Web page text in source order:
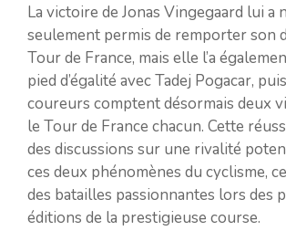
La victoire de Jonas Vingegaard lui a
seulement permis de remporter son
Tour de France, mais elle l’a
pied d’égalité avec Tadej Pogacar,
coureurs comptent désormais deux
le Tour de France chacun. Cette
des discussions sur une rivalité
ces deux phénomènes du cyclisme,
des batailles passionnantes lors des
éditions de la prestigieuse course.